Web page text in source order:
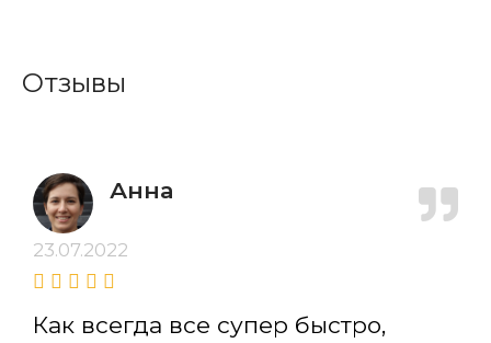
Отзывы
Анна
23.07.2022
Как всегда все супер быстро,